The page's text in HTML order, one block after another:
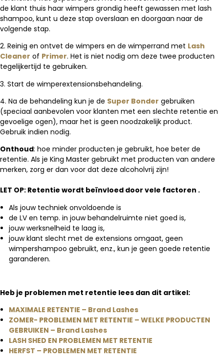
de klant thuis haar wimpers grondig heeft gewassen met lash
shampoo, kunt u deze stap overslaan en doorgaan naar de
volgende stap.
2. Reinig en ontvet de wimpers en de wimperrand met Lash
Cleaner of Primer. Het is niet nodig om deze twee producten
tegelijkertijd te gebruiken.
3. Start de wimperextensionsbehandeling.
4. Na de behandeling kun je de Super Bonder gebruiken
(speciaal aanbevolen voor klanten met een slechte retentie en
gevoelige ogen), maar het is geen noodzakelijk product.
Gebruik indien nodig.
Onthoud: hoe minder producten je gebruikt, hoe beter de
retentie. Als je King Master gebruikt met producten van andere
merken, zorg er dan voor dat deze alcoholvrij zijn!
LET OP: Retentie wordt beïnvloed door vele factoren .
Als jouw techniek onvoldoende is
de LV en temp. in jouw behandelruimte niet goed is,
jouw werksnelheid te laag is,
jouw klant slecht met de extensions omgaat, geen
wimpershampoo gebruikt, enz., kun je geen goede retentie
garanderen.
Heb je problemen met retentie lees dan dit artikel:
MAXIMALE RETENTIE – Brand Lashes
ZOMER- PROBLEMEN MET RETENTIE – WELKE PRODUCTEN
GEBRUIKEN – Brand Lashes
LASH SHED EN PROBLEMEN MET RETENTIE
HERFST – PROBLEMEN MET RETENTIE